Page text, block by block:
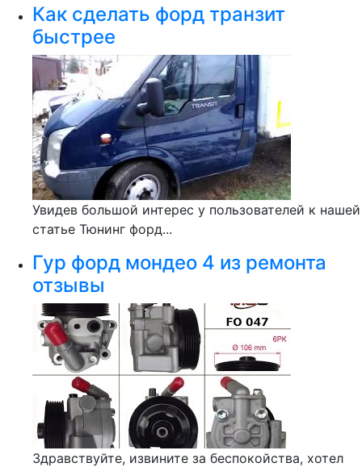
Как сделать форд транзит
быстрее
Увидев большой интерес у пользователей к нашей
статье Тюнинг форд...
Гур форд мондео 4 из ремонта
отзывы
Здравствуйте, извините за беспокойства, хотел